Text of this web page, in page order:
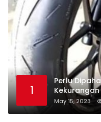
1
Perlu
Kekurangan
May 15, 2023